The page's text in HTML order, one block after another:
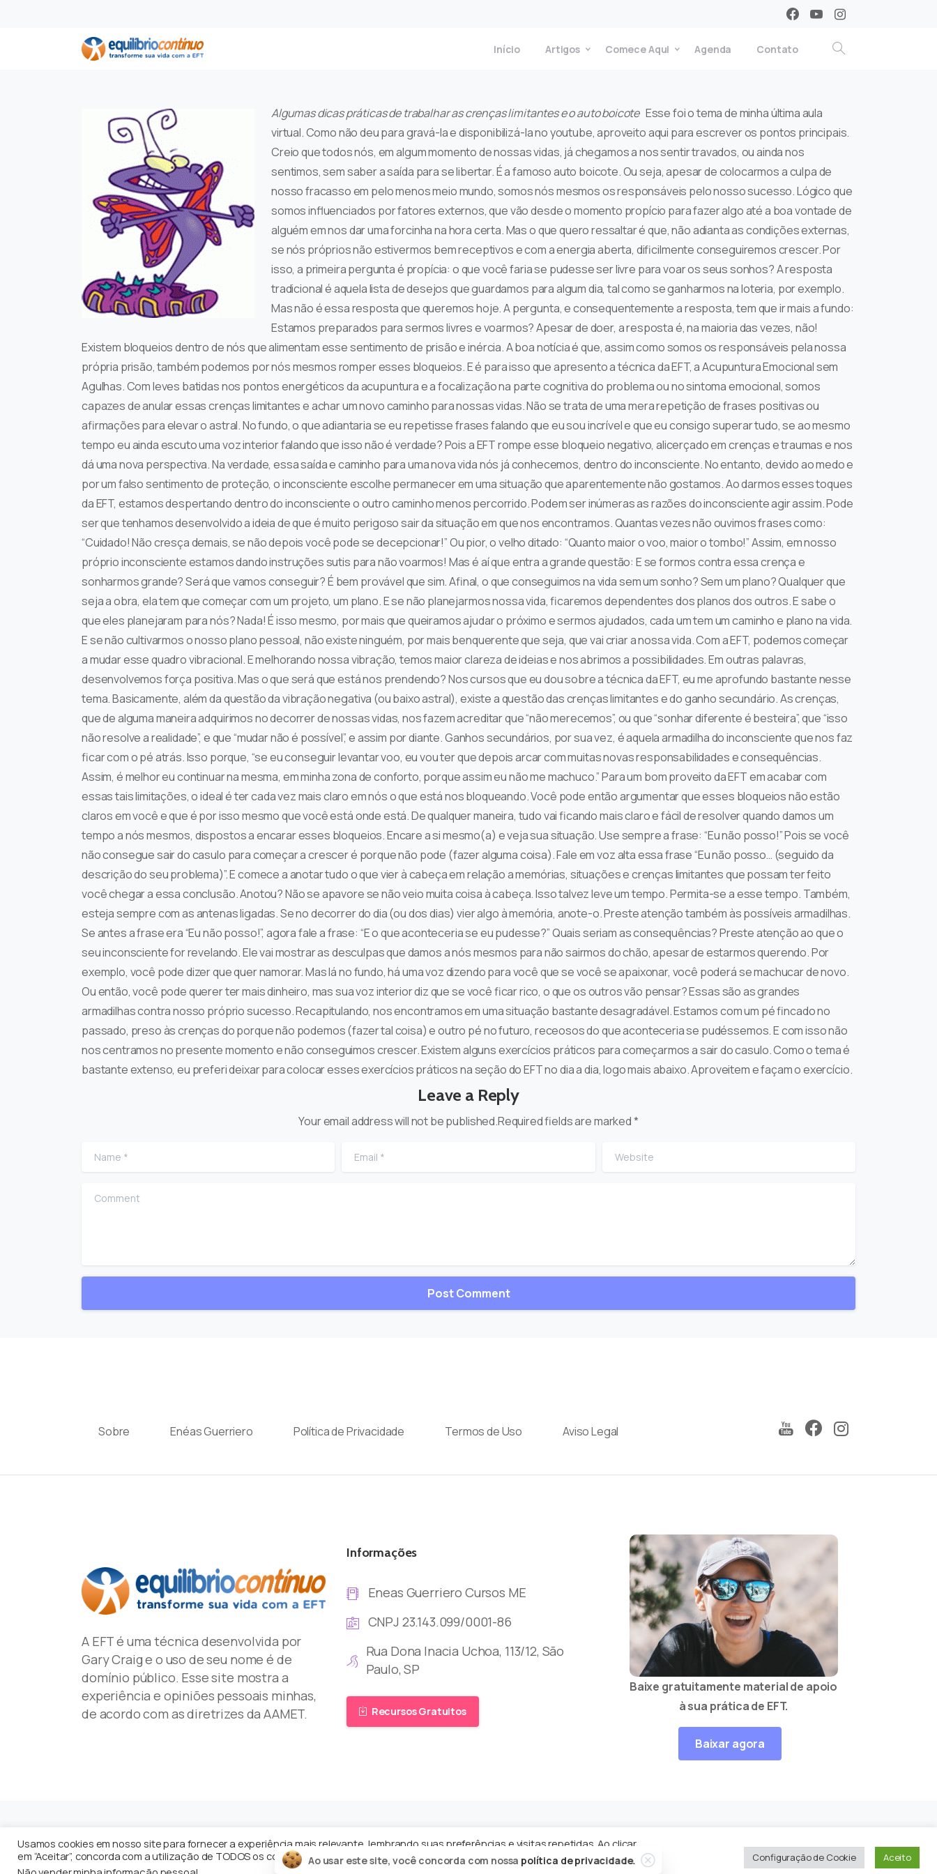
Início Artigos Comece Aqui Agenda Contato
Algumas dicas práticas de trabalhar as crenças limitantes e o auto boicoteEsse foi o tema de minha última aula
virtual. Como não deu para gravá-la e disponibilizá-la no youtube, aproveito aqui para escrever os pontos principais.
Creio que todos nós, em algum momento de nossas vidas, já chegamos a nos sentir travados, ou ainda nos
sentimos, sem saber a saída para se libertar. É a famoso auto boicote. Ou seja, apesar de colocarmos a culpa de
nosso fracasso em pelo menos meio mundo, somos nós mesmos os responsáveis pelo nosso sucesso. Lógico que
somos influenciados por fatores externos, que vão desde o momento propício para fazer algo até a boa vontade de
alguém em nos dar uma forcinha na hora certa. Mas o que quero ressaltar é que, não adianta as condições externas,
se nós próprios não estivermos bem receptivos e com a energia aberta, dificilmente conseguiremos crescer. Por
isso, a primeira pergunta é propícia: o que você faria se pudesse ser livre para voar os seus sonhos? A resposta
tradicional é aquela lista de desejos que guardamos para algum dia, tal como se ganharmos na loteria, por exemplo.
Mas não é essa resposta que queremos hoje. A pergunta, e consequentemente a resposta, tem que ir mais a fundo:
Estamos preparados para sermos livres e voarmos? Apesar de doer, a resposta é, na maioria das vezes, não!
Existem bloqueios dentro de nós que alimentam esse sentimento de prisão e inércia. A boa notícia é que, assim como somos os responsáveis pela nossa
própria prisão, também podemos por nós mesmos romper esses bloqueios. E é para isso que apresento a técnica da EFT, a Acupuntura Emocional sem
Agulhas. Com leves batidas nos pontos energéticos da acupuntura e a focalização na parte cognitiva do problema ou no sintoma emocional, somos
capazes de anular essas crenças limitantes e achar um novo caminho para nossas vidas. Não se trata de uma mera repetição de frases positivas ou
afirmações para elevar o astral. No fundo, o que adiantaria se eu repetisse frases falando que eu sou incrível e que eu consigo superar tudo, se ao mesmo
tempo eu ainda escuto uma voz interior falando que isso não é verdade? Pois a EFT rompe esse bloqueio negativo, alicerçado em crenças e traumas e nos
dá uma nova perspectiva. Na verdade, essa saída e caminho para uma nova vida nós já conhecemos, dentro do inconsciente. No entanto, devido ao medo e
por um falso sentimento de proteção, o inconsciente escolhe permanecer em uma situação que aparentemente não gostamos. Ao darmos esses toques
da EFT, estamos despertando dentro do inconsciente o outro caminho menos percorrido. Podem ser inúmeras as razões do inconsciente agir assim. Pode
ser que tenhamos desenvolvido a ideia de que é muito perigoso sair da situação em que nos encontramos. Quantas vezes não ouvimos frases como:
“Cuidado! Não cresça demais, se não depois você pode se decepcionar!” Ou pior, o velho ditado: “Quanto maior o voo, maior o tombo!” Assim, em nosso
próprio inconsciente estamos dando instruções sutis para não voarmos! Mas é aí que entra a grande questão: E se formos contra essa crença e
sonharmos grande? Será que vamos conseguir? É bem provável que sim. Afinal, o que conseguimos na vida sem um sonho? Sem um plano? Qualquer que
seja a obra, ela tem que começar com um projeto, um plano. E se não planejarmos nossa vida, ficaremos dependentes dos planos dos outros. E sabe o
que eles planejaram para nós? Nada! É isso mesmo, por mais que queiramos ajudar o próximo e sermos ajudados, cada um tem um caminho e plano na vida.
E se não cultivarmos o nosso plano pessoal, não existe ninguém, por mais benquerente que seja, que vai criar a nossa vida. Com a EFT, podemos começar
a mudar esse quadro vibracional. E melhorando nossa vibração, temos maior clareza de ideias e nos abrimos a possibilidades. Em outras palavras,
desenvolvemos força positiva. Mas o que será que está nos prendendo? Nos cursos que eu dou sobre a técnica da EFT, eu me aprofundo bastante nesse
tema. Basicamente, além da questão da vibração negativa (ou baixo astral), existe a questão das crenças limitantes e do ganho secundário. As crenças,
que de alguma maneira adquirimos no decorrer de nossas vidas, nos fazem acreditar que “não merecemos”, ou que “sonhar diferente é besteira”, que “isso
não resolve a realidade”, e que “mudar não é possível”, e assim por diante. Ganhos secundários, por sua vez, é aquela armadilha do inconsciente que nos faz
ficar com o pé atrás. Isso porque, “se eu conseguir levantar voo, eu vou ter que depois arcar com muitas novas responsabilidades e consequências.
Assim, é melhor eu continuar na mesma, em minha zona de conforto, porque assim eu não me machuco.” Para um bom proveito da EFT em acabar com
essas tais limitações, o ideal é ter cada vez mais claro em nós o que está nos bloqueando. Você pode então argumentar que esses bloqueios não estão
claros em você e que é por isso mesmo que você está onde está. De qualquer maneira, tudo vai ficando mais claro e fácil de resolver quando damos um
tempo a nós mesmos, dispostos a encarar esses bloqueios. Encare a si mesmo(a) e veja sua situação. Use sempre a frase: “Eu não posso!” Pois se você
não consegue sair do casulo para começar a crescer é porque não pode (fazer alguma coisa). Fale em voz alta essa frase “Eu não posso… (seguido da
descrição do seu problema)”. E comece a anotar tudo o que vier à cabeça em relação a memórias, situações e crenças limitantes que possam ter feito
você chegar a essa conclusão. Anotou? Não se apavore se não veio muita coisa à cabeça. Isso talvez leve um tempo. Permita-se a esse tempo. Também,
esteja sempre com as antenas ligadas. Se no decorrer do dia (ou dos dias) vier algo à memória, anote-o. Preste atenção também às possíveis armadilhas.
Se antes a frase era “Eu não posso!”, agora fale a frase: “E o que aconteceria se eu pudesse?” Quais seriam as consequências? Preste atenção ao que o
seu inconsciente for revelando. Ele vai mostrar as desculpas que damos a nós mesmos para não sairmos do chão, apesar de estarmos querendo. Por
exemplo, você pode dizer que quer namorar. Mas lá no fundo, há uma voz dizendo para você que se você se apaixonar, você poderá se machucar de novo.
Ou então, você pode querer ter mais dinheiro, mas sua voz interior diz que se você ficar rico, o que os outros vão pensar? Essas são as grandes
armadilhas contra nosso próprio sucesso. Recapitulando, nos encontramos em uma situação bastante desagradável. Estamos com um pé fincado no
passado, preso às crenças do porque não podemos (fazer tal coisa) e outro pé no futuro, receosos do que aconteceria se pudéssemos. E com isso não
nos centramos no presente momento e não conseguimos crescer. Existem alguns exercícios práticos para começarmos a sair do casulo. Como o tema é
bastante extenso, eu preferi deixar para colocar esses exercícios práticos na seção do EFT no dia a dia, logo mais abaixo. Aproveitem e façam o exercício.
Leave a Reply
Your email address will not be published.Required fields are marked *
Name
Email Website
Comment
Sobre Enéas Guerriero Política de Privacidade Termos de Uso Aviso Legal
A EFT é uma técnica desenvolvida por
Gary Craig e o uso de seu nome é de
domínio público. Esse site mostra a
experiência e opiniões pessoais minhas,
de acordo com as diretrizes da AAMET.
Informações
Eneas Guerriero Cursos ME
CNPJ 23.143.099/0001-86
Rua Dona Inacia Uchoa, 113/12, São
Paulo, SP
Recursos Gratuitos
Baixe gratuitamente material de apoio
à sua prática de EFT.
Baixar agora
Equilíbrio ContínuoporEnéas Guerriero© Todos os direito reservados
Usamos cookies em nosso site para fornecer a experiência mais relevante, lembrando suas preferências e visitas repetidas. Ao clicar
em “Aceitar”, concorda com a utilização de TODOS os cookies.
Configuração de Cookie Aceito
Ao usar este site, você concorda com nossa política de privacidade. Close